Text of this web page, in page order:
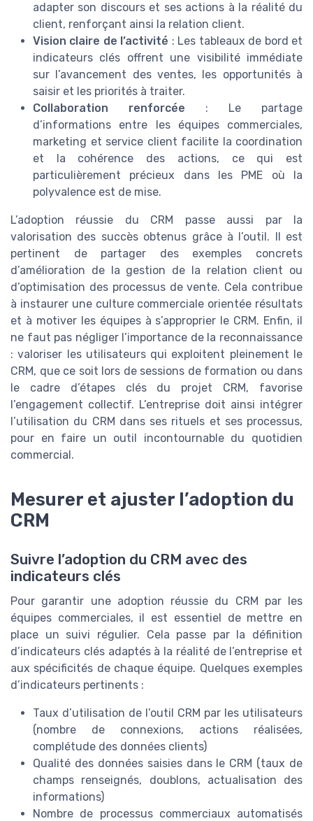
adapter son discours et ses actions à la réalité du
client, renforçant ainsi la relation client.
Vision claire de l’activité : Les tableaux de bord et
indicateurs clés offrent une visibilité immédiate
sur l’avancement des ventes, les opportunités à
saisir et les priorités à traiter.
Collaboration renforcée : Le partage
d’informations entre les équipes commerciales,
marketing et service client facilite la coordination
et la cohérence des actions, ce qui est
particulièrement précieux dans les PME où la
polyvalence est de mise.
L’adoption réussie du CRM passe aussi par la
valorisation des succès obtenus grâce à l’outil. Il est
pertinent de partager des exemples concrets
d’amélioration de la gestion de la relation client ou
d’optimisation des processus de vente. Cela contribue
à instaurer une culture commerciale orientée résultats
et à motiver les équipes à s’approprier le CRM. Enfin, il
ne faut pas négliger l’importance de la reconnaissance
: valoriser les utilisateurs qui exploitent pleinement le
CRM, que ce soit lors de sessions de formation ou dans
le cadre d’étapes clés du projet CRM, favorise
l’engagement collectif. L’entreprise doit ainsi intégrer
l’utilisation du CRM dans ses rituels et ses processus,
pour en faire un outil incontournable du quotidien
commercial.
Mesurer et ajuster l’adoption du
CRM
Suivre l’adoption du CRM avec des
indicateurs clés
Pour garantir une adoption réussie du CRM par les
équipes commerciales, il est essentiel de mettre en
place un suivi régulier. Cela passe par la définition
d’indicateurs clés adaptés à la réalité de l’entreprise et
aux spécificités de chaque équipe. Quelques exemples
d’indicateurs pertinents :
Taux d’utilisation de l’outil CRM par les utilisateurs
(nombre de connexions, actions réalisées,
complétude des données clients)
Qualité des données saisies dans le CRM (taux de
champs renseignés, doublons, actualisation des
informations)
Nombre de processus commerciaux automatisés